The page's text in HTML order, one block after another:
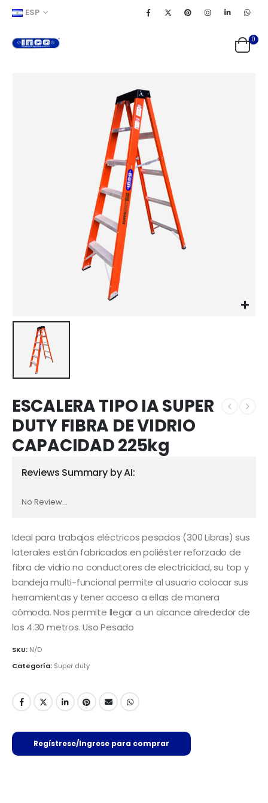
ESP
0
ESCALERA TIPO IA SUPER
DUTY FIBRA DE VIDRIO
CAPACIDAD 225kg
Reviews Summary by AI:
No Review...
Ideal para trabajos eléctricos pesados (300 Libras) sus
laterales están fabricados en poliéster reforzado de
fibra de vidrio no conductores de electricidad, su top y
bandeja multi-funcional permite al usuario colocar sus
herramientas y tener acceso a ellas de manera
cómoda. Nos permite llegar a un alcance alrededor de
los 4.30 metros. Uso Pesado
SKU: N/D
Categoría: Super duty
Regístrese/Ingrese para comprar